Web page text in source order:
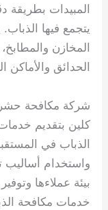
المبيدات بطريقة
يتجمع فيها
المخازن
الحدائق والأماكن
شركة مكافحة
كلين بتقديم
الذباب في
واستخدام أساليب
بيئة عملاءها
خدمات مكافحة